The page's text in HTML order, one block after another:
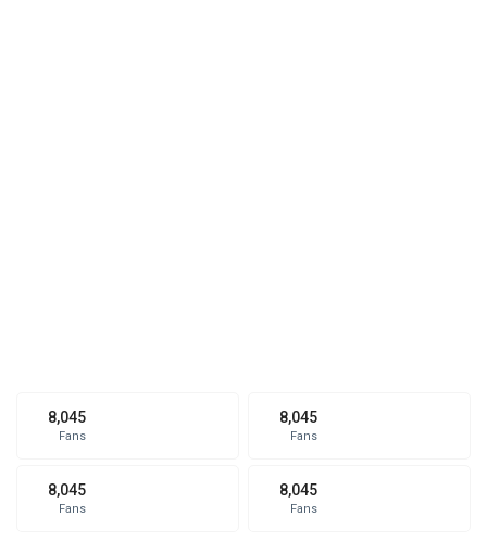
8,045
Fans
8,045
Fans
8,045
Fans
8,045
Fans